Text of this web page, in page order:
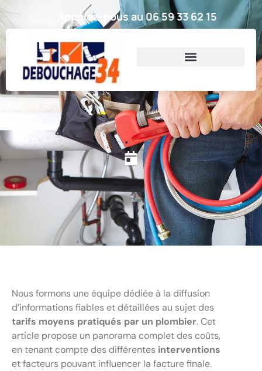
Appelez-nous au 06 59 33 62 15
Nous formons une équipe dédiée à la diffusion
d’informations fiables et détaillées au sujet des
tarifs moyens pratiqués par un plombier. Cet
article propose un panorama complet des coûts,
en tenant compte des différentes interventions
et facteurs pouvant influencer la facture finale.